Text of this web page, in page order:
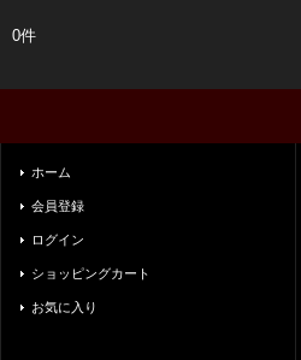
0件
ホーム
会員登録
ログイン
ショッピングカート
お気に入り